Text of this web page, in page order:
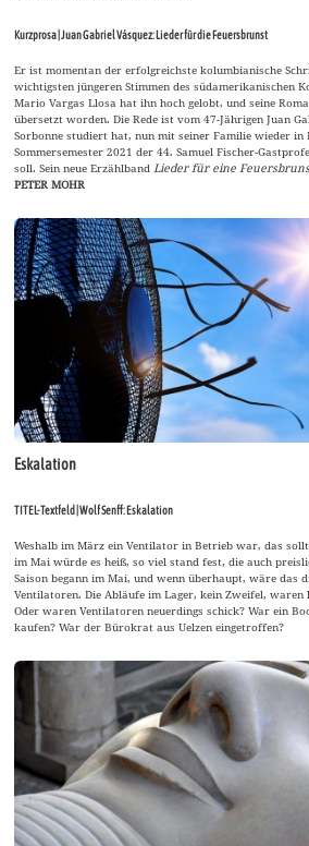
Kurzprosa | Juan Gabriel Vásquez: Lieder für die Feuersbrunst
Er ist momentan der erfolgreichste kolumbianische
wichtigsten jüngeren Stimmen des südamerikanischen
Mario Vargas Llosa hat ihn hoch gelobt, und seine
übersetzt worden. Die Rede ist vom 47-Jährigen Juan
Sorbonne studiert hat, nun mit seiner Familie wieder in
Sommersemester 2021 der 44. Samuel Fischer-
soll. Sein neue ErzählbandLieder für eine
PETER MOHR
Eskalation
TITEL-Textfeld | Wolf Senff: Eskalation
Weshalb im März ein Ventilator in Betrieb war, das
im Mai würde es heiß, so viel stand fest, die auch
Saison begann im Mai, und wenn überhaupt, wäre das
Ventilatoren. Die Abläufe im Lager, kein Zweifel,
Oder waren Ventilatoren neuerdings schick? War ein
kaufen? War der Bürokrat aus Uelzen eingetroffen?